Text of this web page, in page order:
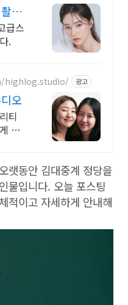
영
급스
.
highlog.studio/ 광고
오
티
촬
랫동안 김대중계 정당을
물입니다. 오늘 포스팅
적이고 자세하게 안내해